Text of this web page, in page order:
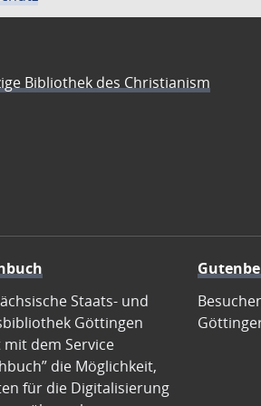
Bibliothek des Christianism
Staats- und
Göttingen
mit dem Service
die Möglichkeit,
für die Digitalisierung